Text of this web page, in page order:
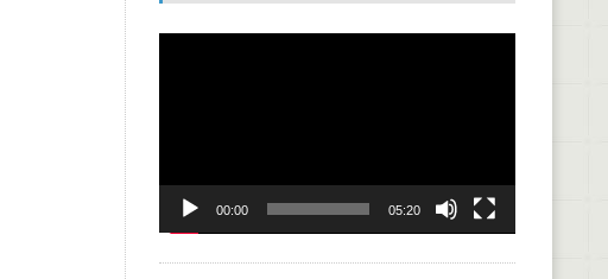
00:00 05:20